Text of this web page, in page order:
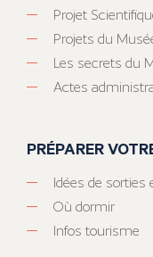
Projet
Projets du
Les secrets du
Actes
PRÉPARER
Idées de sorties
Où dormir
Infos tourisme